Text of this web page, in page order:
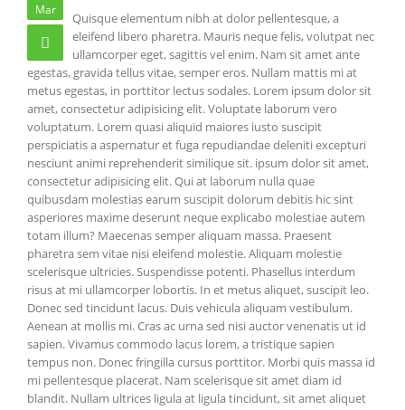
Mar
Quisque elementum nibh at dolor pellentesque, a
eleifend libero pharetra. Mauris neque felis, volutpat nec
ullamcorper eget, sagittis vel enim. Nam sit amet ante
egestas, gravida tellus vitae, semper eros. Nullam mattis mi at
metus egestas, in porttitor lectus sodales. Lorem ipsum dolor sit
amet, consectetur adipisicing elit. Voluptate laborum vero
voluptatum. Lorem quasi aliquid maiores iusto suscipit
perspiciatis a aspernatur et fuga repudiandae deleniti excepturi
nesciunt animi reprehenderit similique sit. ipsum dolor sit amet,
consectetur adipisicing elit. Qui at laborum nulla quae
quibusdam molestias earum suscipit dolorum debitis hic sint
asperiores maxime deserunt neque explicabo molestiae autem
totam illum? Maecenas semper aliquam massa. Praesent
pharetra sem vitae nisi eleifend molestie. Aliquam molestie
scelerisque ultricies. Suspendisse potenti. Phasellus interdum
risus at mi ullamcorper lobortis. In et metus aliquet, suscipit leo.
Donec sed tincidunt lacus. Duis vehicula aliquam vestibulum.
Aenean at mollis mi. Cras ac urna sed nisi auctor venenatis ut id
sapien. Vivamus commodo lacus lorem, a tristique sapien
tempus non. Donec fringilla cursus porttitor. Morbi quis massa id
mi pellentesque placerat. Nam scelerisque sit amet diam id
blandit. Nullam ultrices ligula at ligula tincidunt, sit amet aliquet